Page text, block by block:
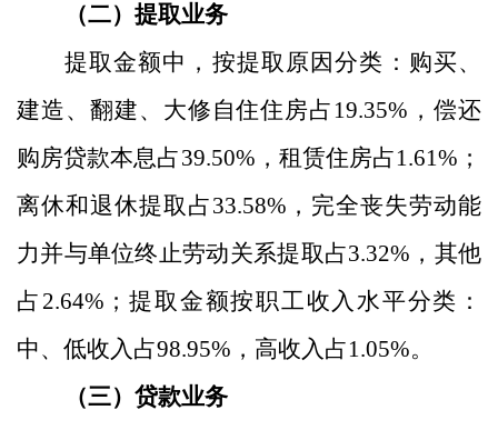
（二）提取业务
提取金额中， 按提取原因分类： 购买、
建造、翻建、大修自住住房占 19.35% ，偿还
购房贷款本息占39.50% ，租赁住房占1.61% ；
离休和退休提取占33.58% ，完全丧失劳动能
力并与单位终止劳动关系提取占3.32% ，其他
占 2.64% ；提取金额按职工收入水平分类：
中、低收入占98.95% ，高收入占1.05%。
（三）贷款业务